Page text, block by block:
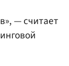
— считает